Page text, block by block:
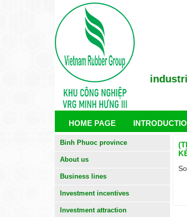
Holder : Binh long Rubber
HOME PAGE
Binh Phuoc province
About us
Business lines
Investment incentives
Investment attraction